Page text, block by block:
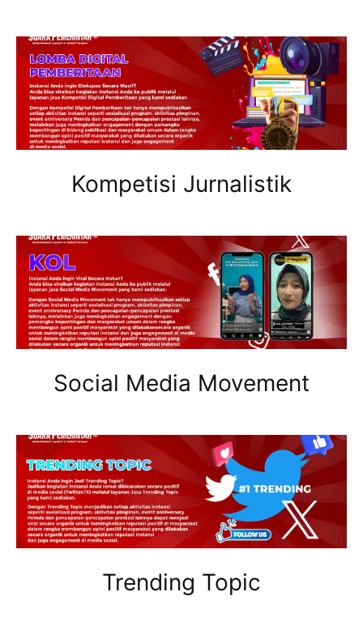
Kompetisi Jurnalistik
Social Media Movement
Trending Topic